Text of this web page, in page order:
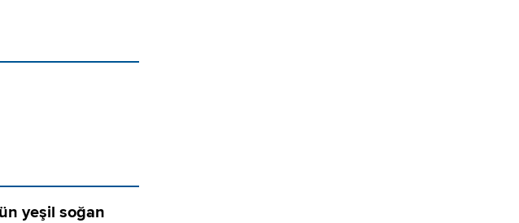
yeşil soğan